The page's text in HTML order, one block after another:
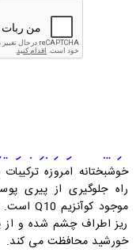
پیری زودرس چیست؟
برای شناخت علائم پیری
این اصطلاح بیشتر آشنا
ترکیبات موثر بر
خوشبختانه امروزه
راه جلوگیری از پیری
موجود کوآنزیم Q10است.
ریز اطراف چشم شده و
خورشید محافظت می کند.